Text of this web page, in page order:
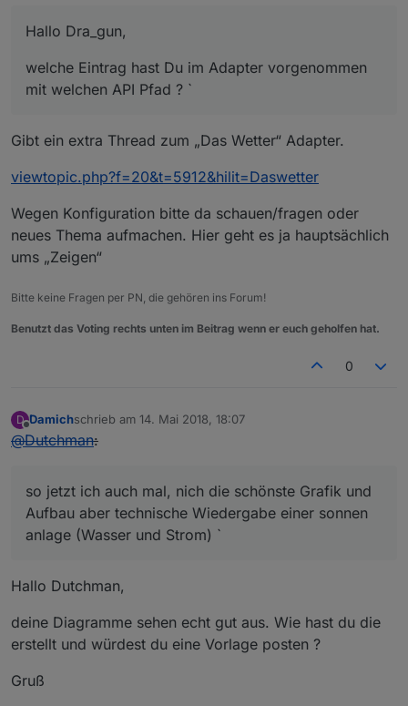
Hallo Dra_gun,
welche Eintrag hast Du im Adapter vorgenommen
mit welchen API Pfad ? `
Gibt ein extra Thread zum „Das Wetter“ Adapter.
viewtopic.php?f=20&t=5912&hilit=Daswetter
Wegen Konfiguration bitte da schauen/fragen oder
neues Thema aufmachen. Hier geht es ja hauptsächlich
ums „Zeigen“
Bitte keine Fragen per PN, die gehören ins Forum!
Benutzt das Voting rechts unten im Beitrag wenn er euch geholfen hat.
0
D
Offline
Damichschrieb am 14. Mai 2018, 18:07
zuletzt editiert von
@Dutchman:
so jetzt ich auch mal, nich die schönste Grafik und
Aufbau aber technische Wiedergabe einer sonnen
anlage (Wasser und Strom) `
Hallo Dutchman,
deine Diagramme sehen echt gut aus. Wie hast du die
erstellt und würdest du eine Vorlage posten ?
Gruß